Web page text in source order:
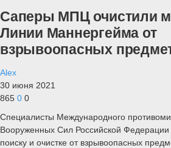
Саперы МПЦ очистили
Линии Маннергейма от
взрывоопасных
Alex
30 июня 2021
865 0 0
Специалисты Международного
Вооруженных Сил Российской
поиску и очистке от взрывоопасных